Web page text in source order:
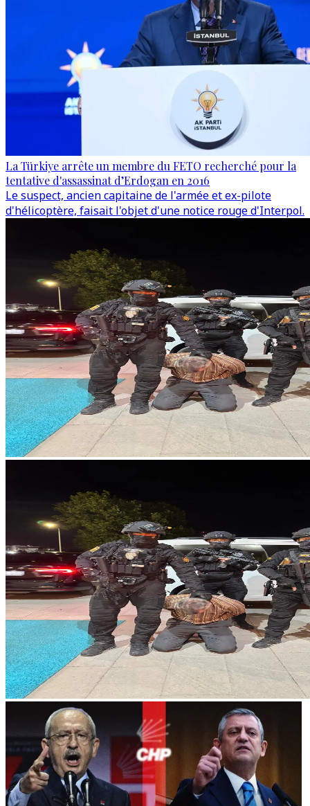
La Türkiye arrête un membre du FETO recherché pour la
tentative d'assassinat d’Erdogan en 2016
Le suspect, ancien capitaine de l'armée et ex-pilote
d'hélicoptère, faisait l'objet d'une notice rouge d'Interpol.